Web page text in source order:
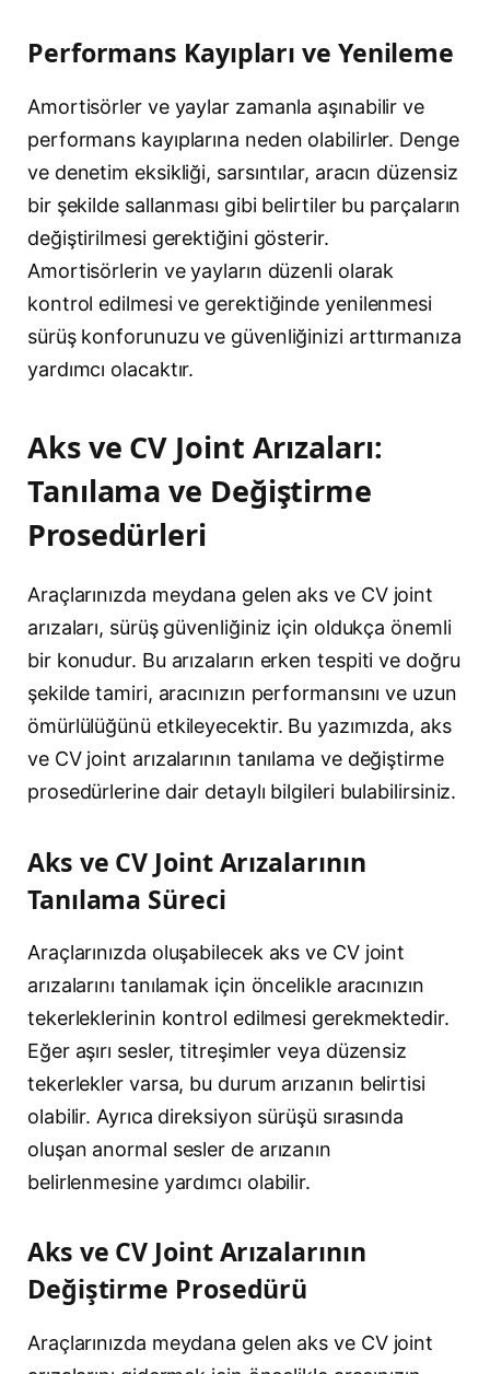
Performans Kayıpları ve Yenileme
Amortisörler ve yaylar zamanla aşınabilir ve
performans kayıplarına neden olabilirler. Denge
ve denetim eksikliği, sarsıntılar, aracın düzensiz
bir şekilde sallanması gibi belirtiler bu parçaların
değiştirilmesi gerektiğini gösterir.
Amortisörlerin ve yayların düzenli olarak
kontrol edilmesi ve gerektiğinde yenilenmesi
sürüş konforunuzu ve güvenliğinizi arttırmanıza
yardımcı olacaktır.
Aks ve CV Joint Arızaları:
Tanılama ve Değiştirme
Prosedürleri
Araçlarınızda meydana gelen aks ve CV joint
arızaları, sürüş güvenliğiniz için oldukça önemli
bir konudur. Bu arızaların erken tespiti ve doğru
şekilde tamiri, aracınızın performansını ve uzun
ömürlülüğünü etkileyecektir. Bu yazımızda, aks
ve CV joint arızalarının tanılama ve değiştirme
prosedürlerine dair detaylı bilgileri bulabilirsiniz.
Aks ve CV Joint Arızalarının
Tanılama Süreci
Araçlarınızda oluşabilecek aks ve CV joint
arızalarını tanılamak için öncelikle aracınızın
tekerleklerinin kontrol edilmesi gerekmektedir.
Eğer aşırı sesler, titreşimler veya düzensiz
tekerlekler varsa, bu durum arızanın belirtisi
olabilir. Ayrıca direksiyon sürüşü sırasında
oluşan anormal sesler de arızanın
belirlenmesine yardımcı olabilir.
Aks ve CV Joint Arızalarının
Değiştirme Prosedürü
Araçlarınızda meydana gelen aks ve CV joint